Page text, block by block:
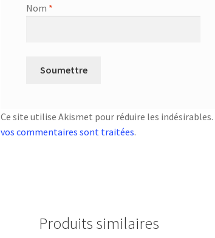
Nom *
Ce site utilise Akismet pour réduire les indésirables.
vos commentaires sont traitées.
Produits similaires